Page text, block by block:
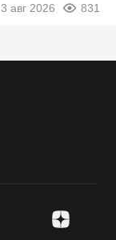
3 авг 2026 831